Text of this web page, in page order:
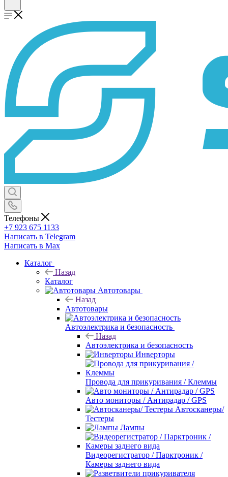
Телефоны
+7 923 675 1133
Написать в Telegram
Написать в Max
Каталог
Назад
Каталог
Автотовары
Назад
Автотовары
Автоэлектрика и безопасность
Назад
Автоэлектрика и безопасность
Инверторы
Провода для прикуривания / Клеммы
Авто мониторы / Антирадар / GPS
Автосканеры/
Тестеры
Лампы
Видеорегистратор / Парктроник /
Камеры заднего вида